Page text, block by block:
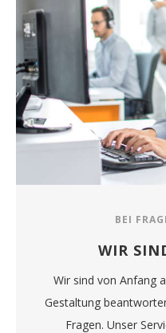
BEI
WIR
Wir sind von Anfang
Gestaltung
Fragen. Unser